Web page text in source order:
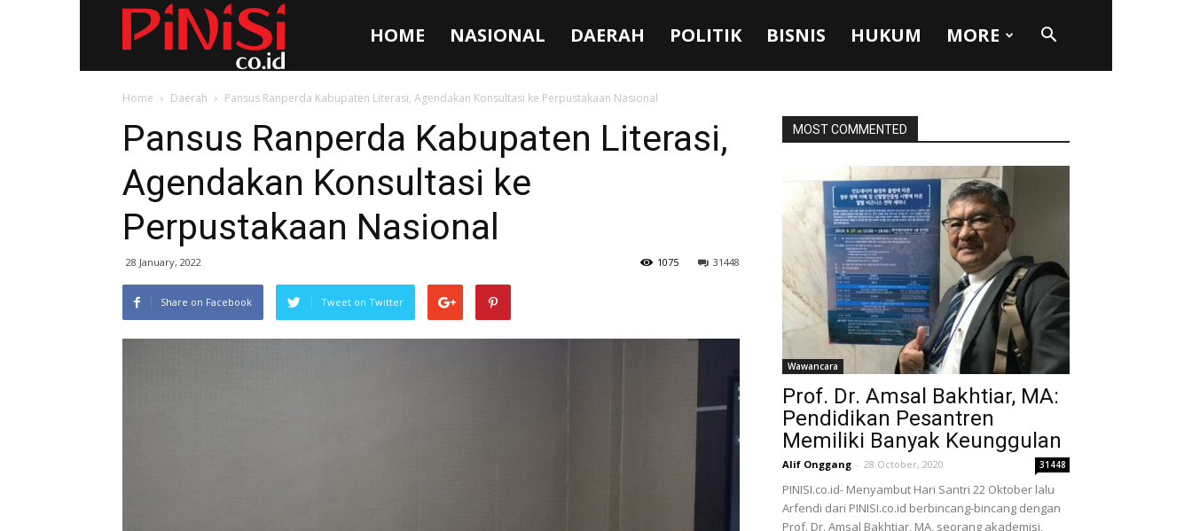
HOME NASIONAL DAERAH POLITIK BISNIS HUKUM MORE
Home Daerah Pansus Ranperda Kabupaten Literasi, Agendakan Konsultasi ke Perpustakaan Nasional
Pansus Ranperda Kabupaten Literasi,
Agendakan Konsultasi ke
Perpustakaan Nasional
28 January, 2022 31448
1075
Share on Facebook Tweet on Twitter
MOST COMMENTED
Wawancara
Prof. Dr. Amsal Bakhtiar, MA:
Pendidikan Pesantren
Memiliki Banyak Keunggulan
Alif Onggang - 28 October, 2020 31448
PINISI.co.id- Menyambut Hari Santri 22 Oktober lalu
Arfendi dari PINISI.co.id berbincang-bincang dengan
Prof. Dr. Amsal Bakhtiar, MA, seorang akademisi,